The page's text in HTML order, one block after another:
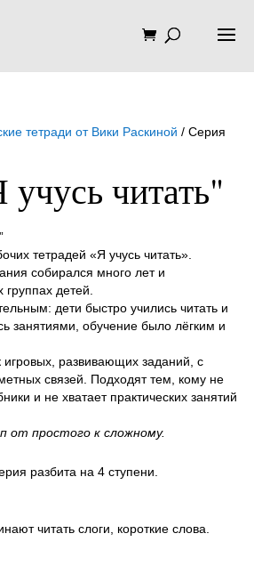
тетради от Вики Раскиной / Серия
читать"
тетрадей «Я учусь читать».
собирался много лет и
детей.
дети быстро учились читать и
занятиями, обучение было лёгким и
игровых, развивающих заданий, с
связей. Подходят тем, кому не
и не хватает практических занятий
от простого к сложному.
разбита на 4 ступени.
читать слоги, короткие слова.